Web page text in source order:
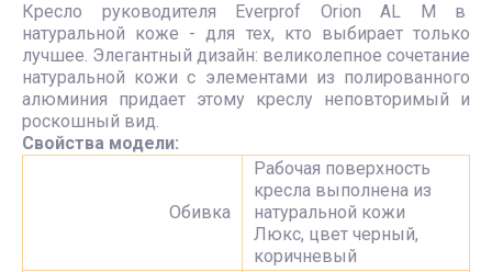
Кресло руководителя Everprof Orion AL M в
натуральной коже - для тех, кто выбирает только
лучшее. Элегантный дизайн: великолепное сочетание
натуральной кожи с элементами из полированного
алюминия придает этому креслу неповторимый и
роскошный вид.
Свойства модели:
Обивка
Рабочая поверхность
кресла выполнена из
натуральной кожи
Люкс, цвет черный,
коричневый